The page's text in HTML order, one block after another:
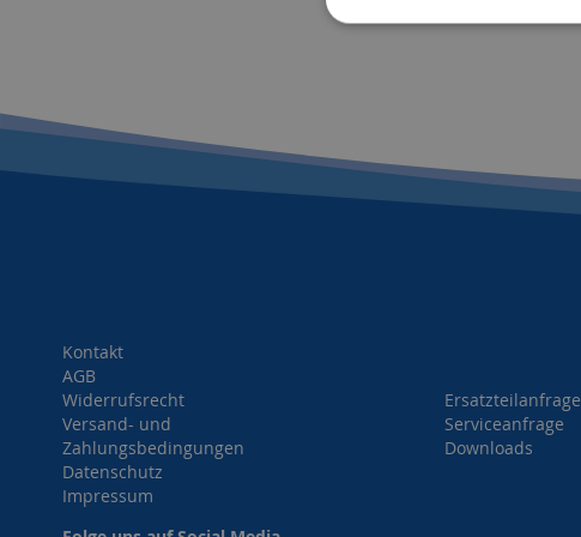
Kontakt
AGB
Widerrufsrecht
Versand- und
Zahlungsbedingungen
Datenschutz
Impressum
Ersatzteilanfrage
Serviceanfrage
Downloads